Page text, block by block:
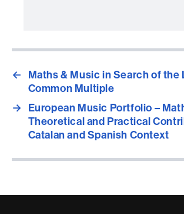
←
Maths & Music in Search of the
Common Multiple
→ European Music Portfolio –
Theoretical and Practical
Catalan and Spanish Context